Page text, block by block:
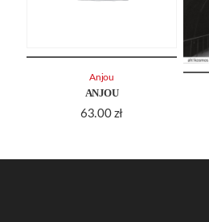
ANJOU
63.00 zł
Anjou